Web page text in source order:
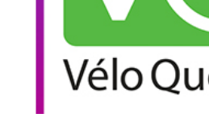
parcours, notre équipe a
scène avec
Voir